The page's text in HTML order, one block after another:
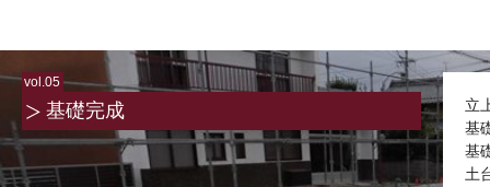
vol.05
基礎完成
立
基
基
土